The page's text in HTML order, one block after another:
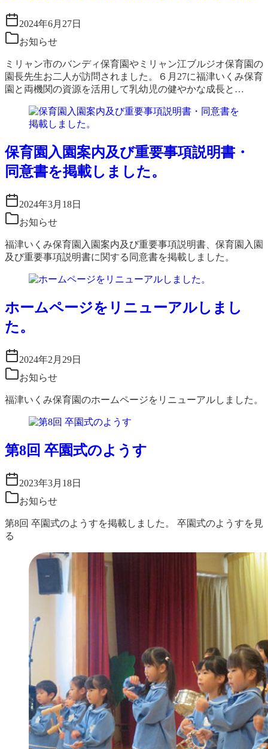
2024年6月27日
お知らせ
ミリャン市のバンディ保育園やミリャン江ブルジオ保育園の
園長先生お二人が訪問されました。６月27に福津いくみ保育
園と両機関の資源を活用して乳幼児の健やかな成長と…
保育園入園案内及び重要事項説明書・
同意書を掲載しました。
2024年3月18日
お知らせ
福津いくみ保育園入園案内及び重要事項説明書、保育園入園
及び重要事項説明書に関する同意書を掲載しました。
ホームページをリニューアルしまし
た。
2024年2月29日
お知らせ
福津いくみ保育園のホームページをリニューアルしました。
第8回 卒園式のようす
2023年3月18日
お知らせ
第8回 卒園式のようすを掲載しました。 卒園式のようすを見
る